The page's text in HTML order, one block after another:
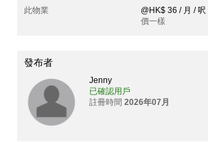
此物業
@HK$ 36 / 月 / 呎
價一樣
發布者
Jenny
已確認用戶
註冊時間 2026年07月